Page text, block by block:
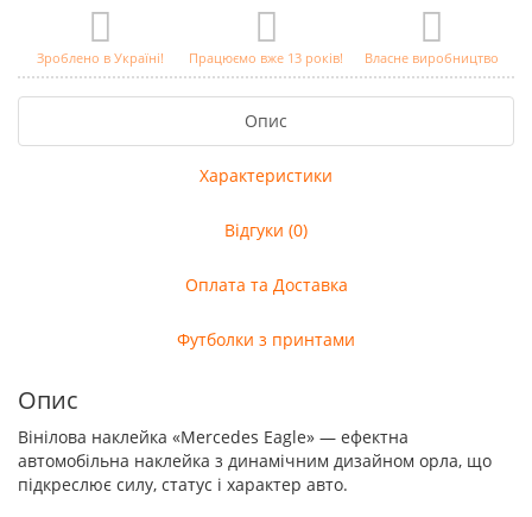
Зроблено в Україні! Працюємо вже 13 років! Власне виробництво
Опис
Характеристики
Відгуки (0)
Оплата та Доставка
Футболки з принтами
Опис
Вінілова наклейка «Mercedes Eagle» — ефектна
автомобільна наклейка з динамічним дизайном орла, що
підкреслює силу, статус і характер авто.